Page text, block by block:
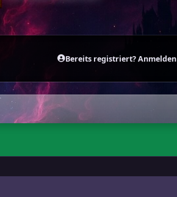
Bereits registriert? Anmelden